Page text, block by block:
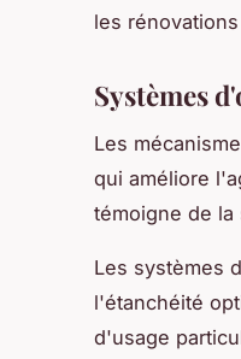
les
Systèmes
Les
qui améliore
témoigne de
Les systèmes
l'étanchéité
d'usage